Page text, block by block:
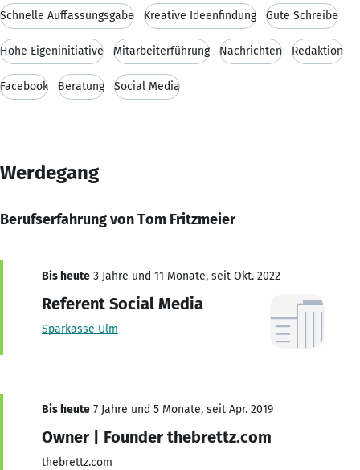
Schnelle Auffassungsgabe Kreative Ideenfindung Gute Schreibe
Hohe Eigeninitiative Mitarbeiterführung Nachrichten Redaktion
Facebook Beratung Social Media
Werdegang
Berufserfahrung von Tom Fritzmeier
Bis heute 3 Jahre und 11 Monate, seit Okt. 2022
Referent Social Media
Sparkasse Ulm
Bis heute 7 Jahre und 5 Monate, seit Apr. 2019
Owner | Founder thebrettz.com
thebrettz.com